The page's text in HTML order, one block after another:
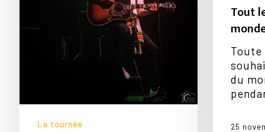
Tout
Toute
du
25
La tournée